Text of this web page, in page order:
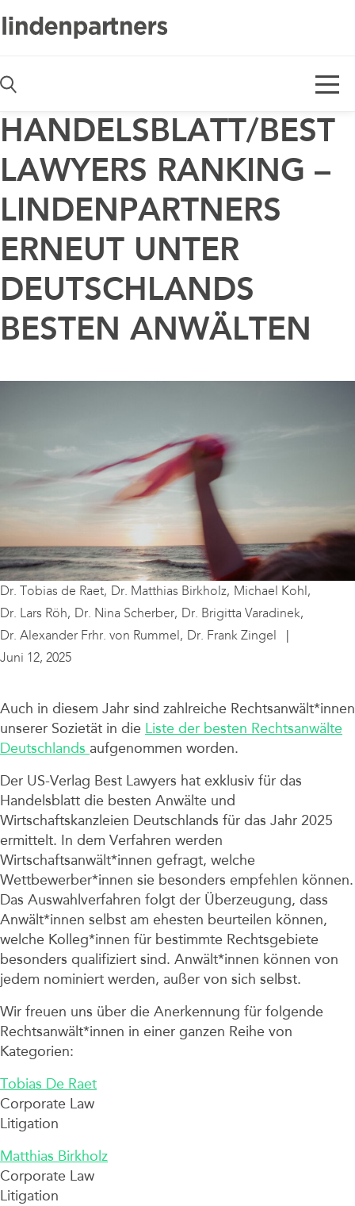
De
HANDELSBLATT/BEST
LAWYERS RANKING –
LINDENPARTNERS
ERNEUT UNTER
DEUTSCHLANDS
BESTEN ANWÄLTEN
Dr. Tobias de Raet, Dr. Matthias Birkholz, Michael Kohl,
Dr. Lars Röh, Dr. Nina Scherber, Dr. Brigitta Varadinek,
Dr. Alexander Frhr. von Rummel, Dr. Frank Zingel
Juni 12, 2025
Auch in diesem Jahr sind zahlreiche Rechtsanwält*innen
unserer Sozietät in die Liste der besten Rechtsanwälte
Deutschlands aufgenommen worden.
Der US-Verlag Best Lawyers hat exklusiv für das
Handelsblatt die besten Anwälte und
Wirtschaftskanzleien Deutschlands für das Jahr 2025
ermittelt. In dem Verfahren werden
Wirtschaftsanwält*innen gefragt, welche
Wettbewerber*innen sie besonders empfehlen können.
Das Auswahlverfahren folgt der Überzeugung, dass
Anwält*innen selbst am ehesten beurteilen können,
welche Kolleg*innen für bestimmte Rechtsgebiete
besonders qualifiziert sind. Anwält*innen können von
jedem nominiert werden, außer von sich selbst.
Wir freuen uns über die Anerkennung für folgende
Rechtsanwält*innen in einer ganzen Reihe von
Kategorien:
Tobias De Raet
Corporate Law
Litigation
Matthias Birkholz
Corporate Law
Litigation